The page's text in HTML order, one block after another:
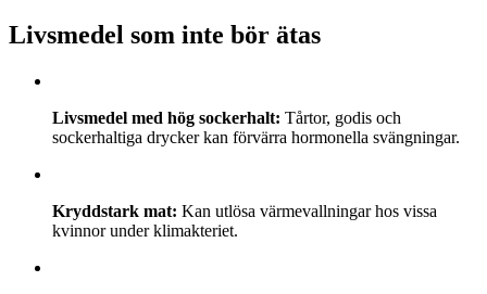
Livsmedel som inte bör ätas
Livsmedel med hög sockerhalt: Tårtor, godis och
sockerhaltiga drycker kan förvärra hormonella svängningar.
Kryddstark mat: Kan utlösa värmevallningar hos vissa
kvinnor under klimakteriet.